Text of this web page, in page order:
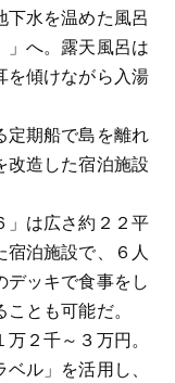
水を温めた風呂
」へ。露天風呂は
を傾けながら入湯
期船で島を離れ
改造した宿泊施設
は広さ約２２平
泊施設で、６人
デッキで食事をし
とも可能だ。
２千～３万円。
ル」を活用し、